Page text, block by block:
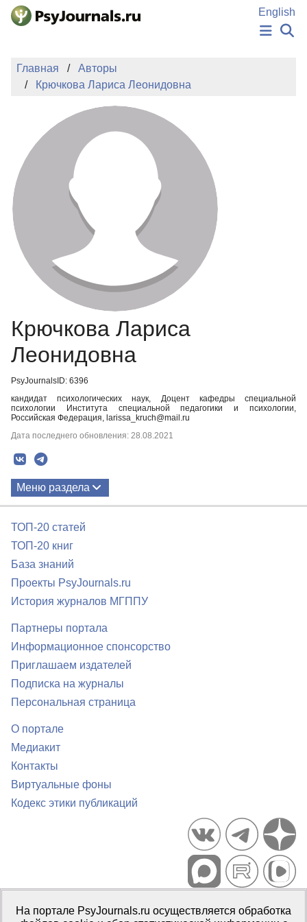
Перейти к основному содержанию
English
ИЗДАНИЯ
АВТОРЫ
ПОДАТЬ РУКОПИСЬ
БАЗА ЗНАНИЙ
КЛЮЧЕВЫЕ СЛОВА
Регистрация
Главная
Авторы
Крючкова Лариса Леонидовна
Крючкова Лариса
Леонидовна
PsyJournalsID: 6396
кандидат психологических наук, Доцент кафедры специальной
психологии Института специальной педагогики и психологии,
Российская Федерация, larissa_kruch@mail.ru
Дата последнего обновления: 28.08.2021
Меню раздела
ТОП-20 статей
ТОП-20 книг
База знаний
Проекты PsyJournals.ru
История журналов МГППУ
Партнеры портала
Информационное спонсорство
Приглашаем издателей
Подписка на журналы
Персональная страница
О портале
Медиакит
Контакты
Виртуальные фоны
Кодекс этики публикаций
Портал психологических изданий PsyJournals.ru, 2007–2026
Правила использования материалов
На портале PsyJournals.ru осуществляется обработка